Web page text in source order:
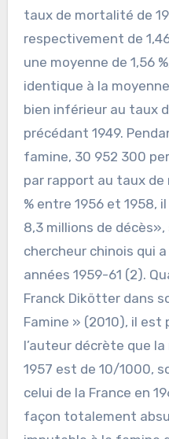
taux de mortalité de
respectivement de 1,46
une moyenne de 1,56
identique à la
bien inférieur au taux
précédant 1949.
famine, 30 952 300
par rapport au taux de
% entre 1956 et 1958,
8,3 millions de décès»,
chercheur chinois qui
années 1959-61 (2).
Franck Dikötter dans
Famine » (2010), il
l’auteur décrète que
1957 est de 10/1000,
celui de la France en
façon totalement